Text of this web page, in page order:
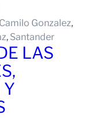
Camilo Gonzalez
, Santander
LAS
Y